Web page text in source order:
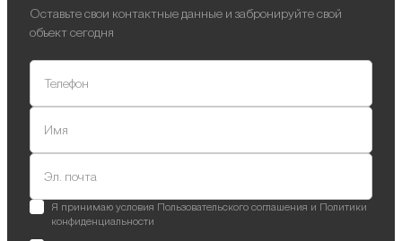
Оставьте свои контактные данные и забронируйте свой
объект сегодня
Телефон
Имя
Эл. почта
Я принимаю условия Пользовательского соглашения и Политики
конфиденциальности